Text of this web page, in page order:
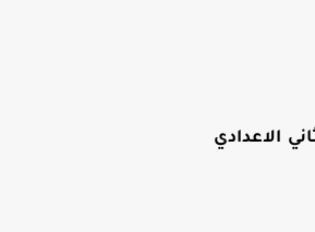
الاعدادي